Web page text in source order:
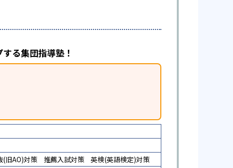
る集団指導塾！
(旧AO)対策 推薦入試対策
英検(英語検定)対策